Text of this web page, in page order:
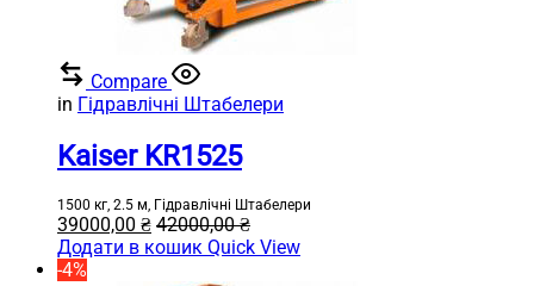
Compare
in Гідравлічні Штабелери
Kaiser KR1525
1500 кг, 2.5 м, Гідравлічні Штабелери
39000,00 ₴ 42000,00₴
Додати в кошик Quick View
-4%